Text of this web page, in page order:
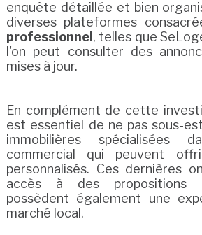
enquête détaillée et bien
diverses plateformes
professionnel , telles que
l'on peut consulter des
mises à jour.
En complément de cette
est essentiel de ne pas sous-
immobilières spécialisées
commercial qui peuvent
personnalisés. Ces dernières
accès à des propositions
possèdent également une
marché local.